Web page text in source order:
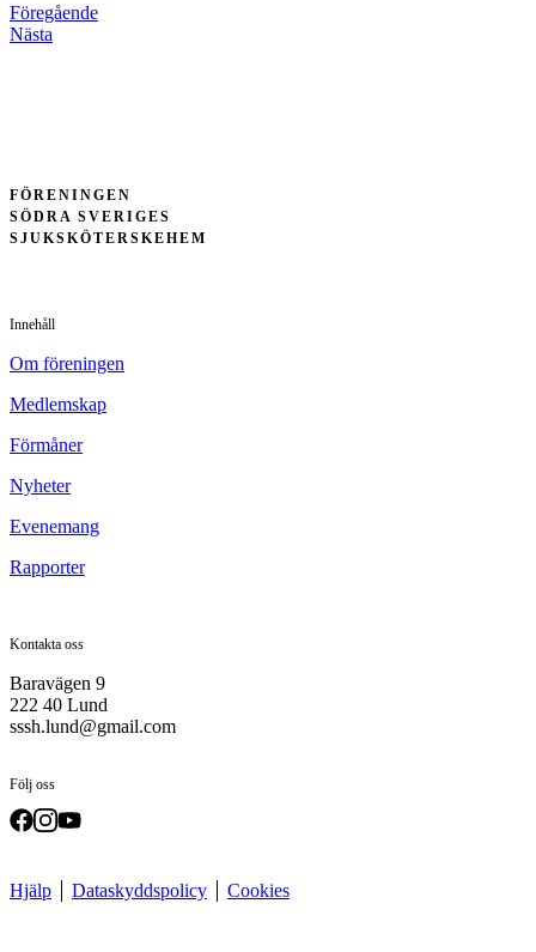
Föregående
Nästa
FÖRENINGEN
SÖDRA SVERIGES
SJUKSKÖTERSKEHEM
Innehåll
Om föreningen
Medlemskap
Förmåner
Nyheter
Evenemang
Rapporter
Kontakta oss
Baravägen 9
222 40 Lund
sssh.lund@gmail.com
Följ oss
Hjälp Dataskyddspolicy Cookies